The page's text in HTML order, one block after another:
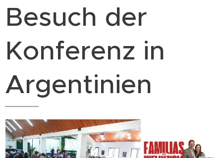
Besuch der
Konferenz in
Argentinien